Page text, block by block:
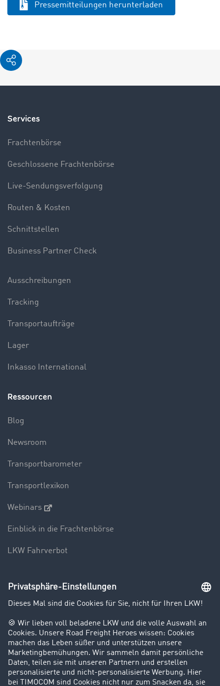
Pressemitteilungen herunterladen
Services
Frachtenbörse
Geschlossene Frachtenbörse
Live-Sendungsverfolgung
Routen & Kosten
Schnittstellen
Business Partner Check
Ausschreibungen
Tracking
Transportaufträge
Lager
Inkasso International
Ressourcen
Blog
Newsroom
Transportbarometer
Transportlexikon
Webinars
Einblick in die Frachtenbörse
LKW Fahrverbot
Unternehmen
Kunden werben Kunden
Success Stories
Karriere
Support